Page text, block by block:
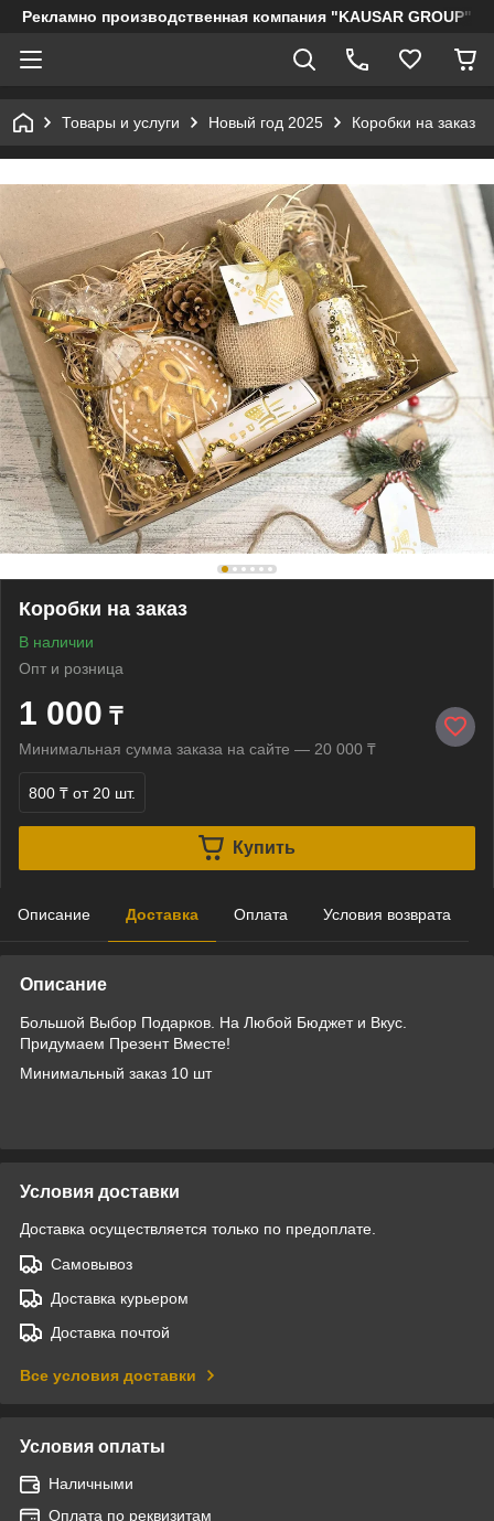
Рекламно производственная компания "KAUSAR GROUP"
Товары и услуги Новый год 2025 Коробки на заказ
Коробки на заказ
В наличии
Опт и розница
1 000 ₸
Минимальная сумма заказа на сайте — 20 000 ₸
800 ₸ от 20 шт.
Купить
Описание Доставка Оплата Условия возврата
Описание
Большой Выбор Подарков. На Любой Бюджет и Вкус.
Придумаем Презент Вместе!
Минимальный заказ 10 шт
Условия доставки
Доставка осуществляется только по предоплате.
Самовывоз
Доставка курьером
Доставка почтой
Все условия доставки
Условия оплаты
Наличными
Оплата по реквизитам